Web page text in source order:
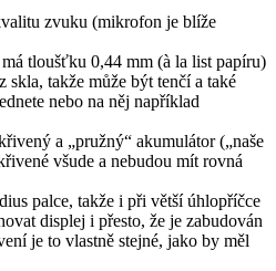
zvuku (mikrofon je blíže
tloušťku 0,44 mm (à la list papíru)
skla, takže může být tenčí a také
nebo na něj například
a „pružný“ akumulátor („naše
všude a nebudou mít rovná
palce, takže i při větší úhlopříčce
displej i přesto, že je zabudován
je to vlastně stejné, jako by měl